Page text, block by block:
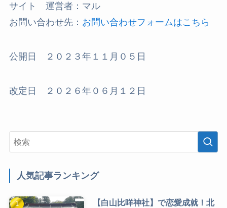
サイト 運営者：マル
お問い合わせ先： お問い合わせフォームはこちら
公開日 ２０２３年１１月０５日
改定日 ２０２６年０６月１２日
人気記事ランキング
【白山比咩神社】で恋愛成就！北